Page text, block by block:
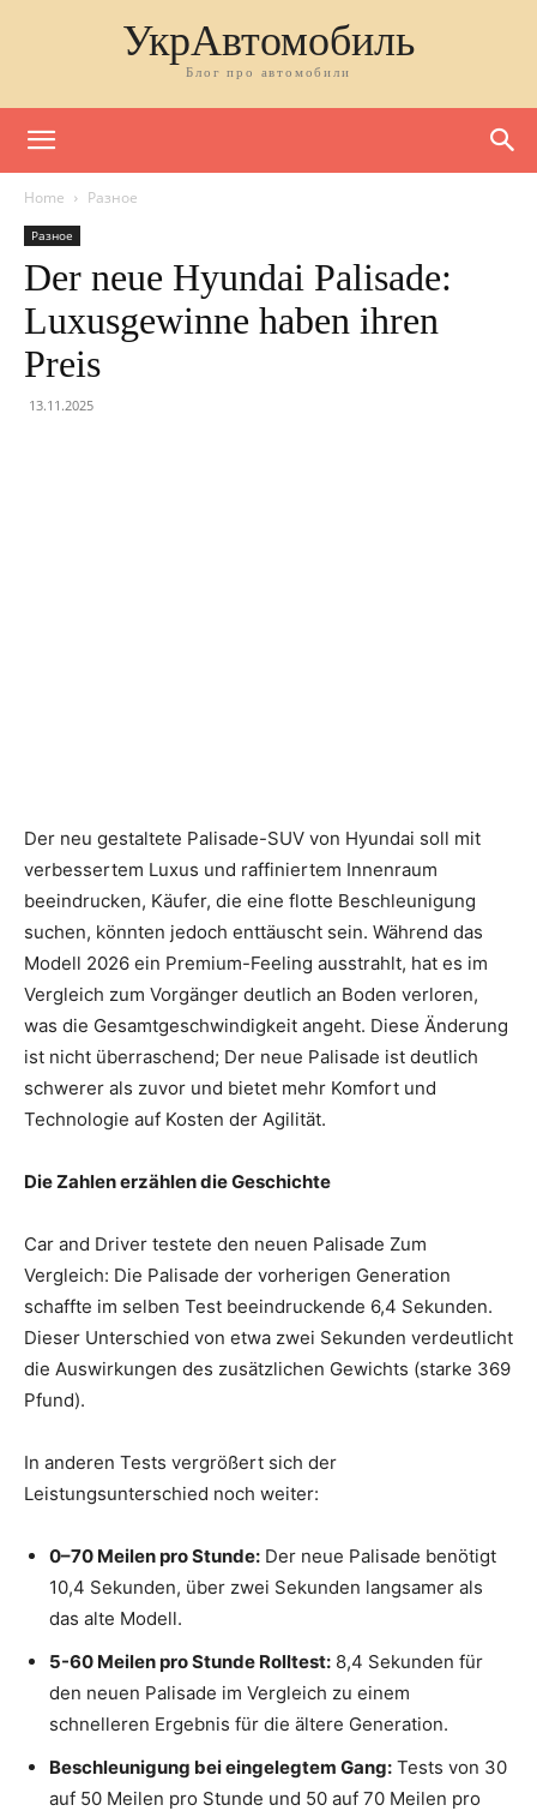
УкрАвтомобиль
Блог про автомобили
Home Разное
Разное
Der neue Hyundai Palisade:
Luxusgewinne haben ihren
Preis
13.11.2025
Der neu gestaltete Palisade-SUV von Hyundai soll mit
verbessertem Luxus und raffiniertem Innenraum
beeindrucken, Käufer, die eine flotte Beschleunigung
suchen, könnten jedoch enttäuscht sein. Während das
Modell 2026 ein Premium-Feeling ausstrahlt, hat es im
Vergleich zum Vorgänger deutlich an Boden verloren,
was die Gesamtgeschwindigkeit angeht. Diese Änderung
ist nicht überraschend; Der neue Palisade ist deutlich
schwerer als zuvor und bietet mehr Komfort und
Technologie auf Kosten der Agilität.
Die Zahlen erzählen die Geschichte
Car and Driver testete den neuen Palisade Zum
Vergleich: Die Palisade der vorherigen Generation
schaffte im selben Test beeindruckende 6,4 Sekunden.
Dieser Unterschied von etwa zwei Sekunden verdeutlicht
die Auswirkungen des zusätzlichen Gewichts (starke 369
Pfund).
In anderen Tests vergrößert sich der
Leistungsunterschied noch weiter:
0–70 Meilen pro Stunde: Der neue Palisade benötigt
10,4 Sekunden, über zwei Sekunden langsamer als
das alte Modell.
5-60 Meilen pro Stunde Rolltest: 8,4 Sekunden für
den neuen Palisade im Vergleich zu einem
schnelleren Ergebnis für die ältere Generation.
Beschleunigung bei eingelegtem Gang: Tests von 30
auf 50 Meilen pro Stunde und 50 auf 70 Meilen pro